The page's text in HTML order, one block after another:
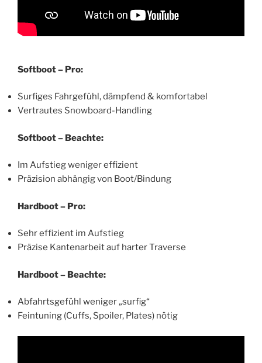
Softboot – Pro:
Surfiges Fahrgefühl, dämpfend & komfortabel
Vertrautes Snowboard-Handling
Softboot – Beachte:
Im Aufstieg weniger effizient
Präzision abhängig von Boot/Bindung
Hardboot – Pro:
Sehr effizient im Aufstieg
Präzise Kantenarbeit auf harter Traverse
Hardboot – Beachte:
Abfahrtsgefühl weniger „surfig“
Feintuning (Cuffs, Spoiler, Plates) nötig